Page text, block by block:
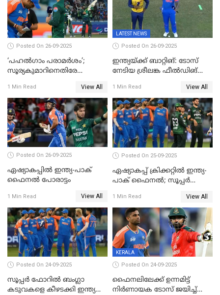
Posted On 26-09-2025
‘പഹൽഗാം പരാമർശം’;
സൂര്യകുമാറിനെതിരേ
ഹാരിസ് റൗഫിനും പിഴ ശിക്ഷ
1 Min Read View All
LATEST NEWS
Posted On 26-09-2025
ഇന്ത്യയ്ക്ക് ബാറ്റിങ്: ടോസ്
നേടിയ ശ്രീലങ്ക ഫീൽഡിങ്
1 Min Read View All
Posted On 26-09-2025
ഏഷ്യാകപ്പില്‍ ഇന്ത്യ-പാക്
ഫൈനല്‍ പോരാട്ടം
1 Min Read View All
Posted On 25-09-2025
ഏഷ്യാകപ്പ് ക്രിക്കറ്റിൽ ഇന്ത്യ-
പാക് ഫൈനല്‍; സൂപ്പർ
തോൽപിച്ച് പാകിസ്ഥാൻ
1 Min Read View All
Posted On 24-09-2025
സൂപ്പർ ഫോറിൽ ബംഗ്ലാ
കടുവകളെ കീഴടക്കി ഇന്ത്യ
KERALA
Posted On 24-09-2025
ഫൈനലിലേക്ക് ഉന്നമിട്ട്
നിര്‍ണായക ടോസ് ജയിച്ച്